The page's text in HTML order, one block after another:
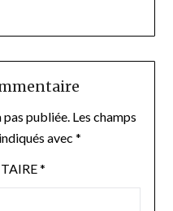
pas publiée. Les champs
avec *
*